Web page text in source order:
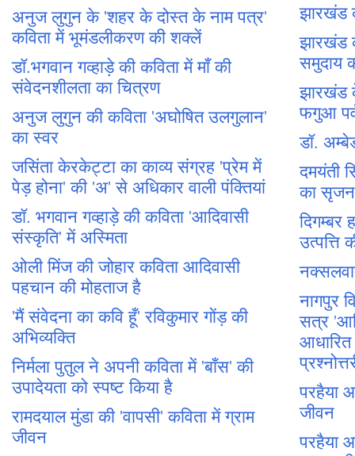
अनुज लुगुन के 'शहर के दोस्त के नाम पत्र'
कविता में भूमंडलीकरण की शक्लें
डॉ.भगवान गव्हाड़े की कविता में माँ की
संवेदनशीलता का चित्रण
अनुज लुगुन की कविता 'अघोषित उलगुलान'
का स्वर
जसिंता केरकेट्टा का काव्य संग्रह 'प्रेम में
पेड़ होना' की 'अ' से अधिकार वाली पंक्तियां
डॉ. भगवान गव्हाड़े की कविता 'आदिवासी
संस्कृति' में अस्मिता
ओली मिंज की जोहार कविता आदिवासी
पहचान की मोहताज है
'मैं संवेदना का कवि हूँ' रविकुमार गोंड़ की
अभिव्यक्ति
निर्मला पुतुल ने अपनी कविता में 'बाँस' की
उपादेयता को स्पष्ट किया है
रामदयाल मुंडा की 'वापसी' कविता में ग्राम
जीवन
झारखंड
झारखंड
समुदाय
झारखंड
फगुआ
डॉ.
दमयंती
का
दिगम्बर
उत्पत्ति
नागपुर
सत्र
आधारित
परहैया
जीवन
परहैया